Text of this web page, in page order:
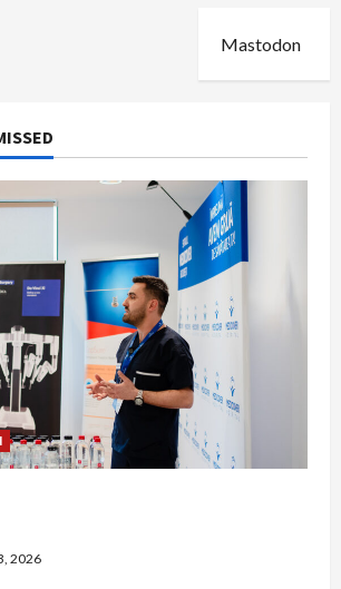
Mastodon
2026